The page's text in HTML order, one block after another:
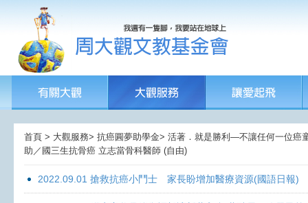
首頁 > 大觀服務> 抗癌圓夢助學金> 活著．就是勝利—不讓任何一位癌
助／國三生抗骨癌 立志當骨科醫師 (自由)
2022.09.01 搶救抗癌小鬥士 家長盼增加醫療資源(國語日報)